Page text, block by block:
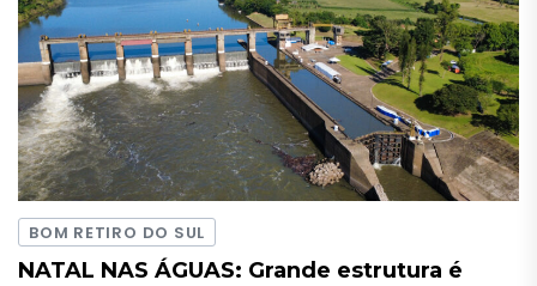
BOM RETIRO DO SUL
NATAL NAS ÁGUAS: Grande estrutura é